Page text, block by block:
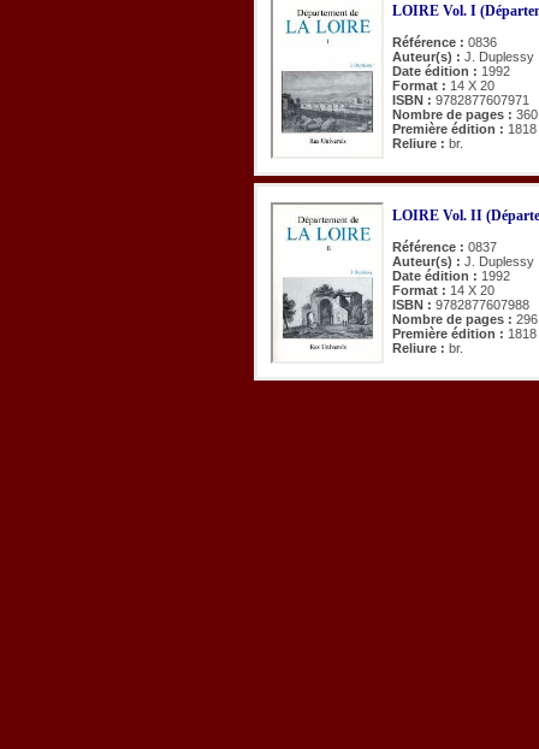
LOIRE Vol. I
Référence : 0836
Auteur(s) : J. Duplessy
Date édition : 1992
Format : 14 X 20
ISBN : 9782877607971
Nombre de pages : 360
Première édition : 1818
Reliure : br.
LOIRE Vol. II
Référence : 0837
Auteur(s) : J. Duplessy
Date édition : 1992
Format : 14 X 20
ISBN : 9782877607988
Nombre de pages : 296
Première édition : 1818
Reliure : br.